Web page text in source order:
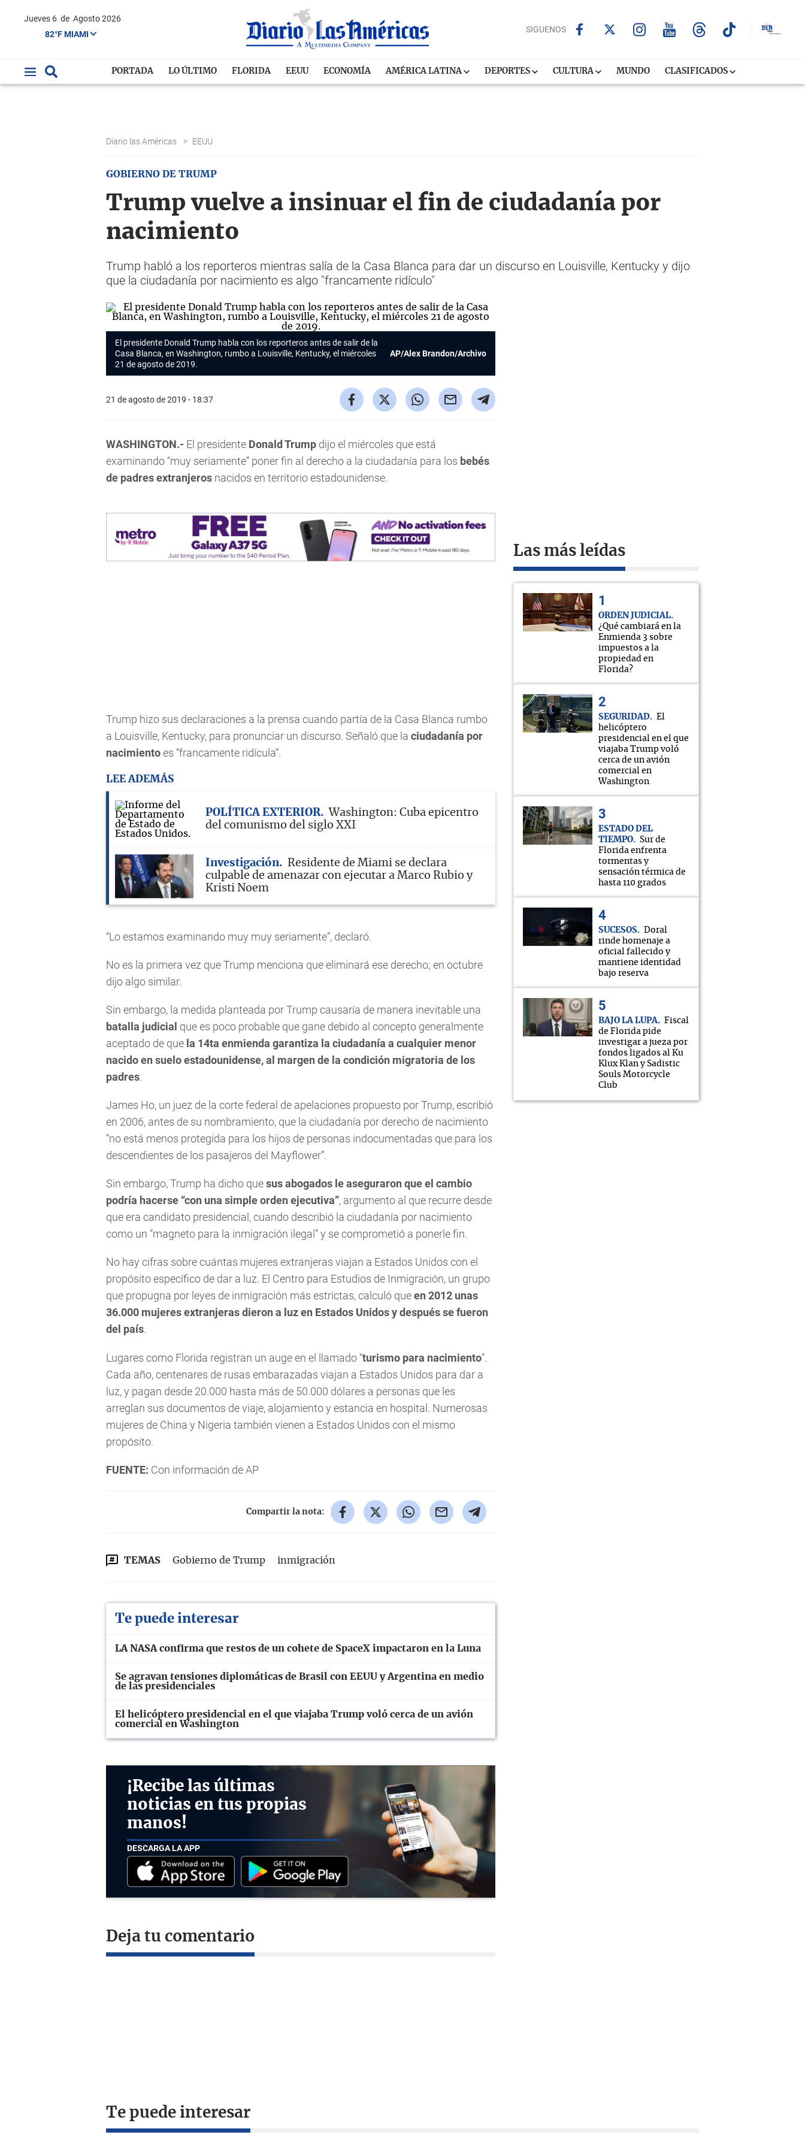
Jueves 6 de Agosto 2026
82°F MIAMI
SIGUENOS
PORTADA LO ÚLTIMO FLORIDA EEUU ECONOMÍA AMÉRICA LATINA DEPORTES CULTURA MUNDO CLASIFICADOS
Diario las Américas > EEUU
GOBIERNO DE TRUMP
Trump vuelve a insinuar el fin de ciudadanía por
nacimiento
Trump habló a los reporteros mientras salía de la Casa Blanca para dar un discurso en Louisville, Kentucky y dijo
que la ciudadanía por nacimiento es algo "francamente ridículo"
El presidente Donald Trump habla con los reporteros antes de salir de la
Casa Blanca, en Washington, rumbo a Louisville, Kentucky, el miércoles
21 de agosto de 2019.
AP/Alex Brandon/Archivo
21 de agosto de 2019 - 18:37
WASHINGTON.- El presidente Donald Trump dijo el miércoles que está
examinando “muy seriamente” poner fin al derecho a la ciudadanía para los bebés
de padres extranjeros nacidos en territorio estadounidense.
Trump hizo sus declaraciones a la prensa cuando partía de la Casa Blanca rumbo
a Louisville, Kentucky, para pronunciar un discurso. Señaló que la ciudadanía por
nacimientoes “francamente ridícula”.
LEE ADEMÁS
POLÍTICA EXTERIOR
Washington: Cuba epicentro
del comunismo del siglo XXI
Investigación
Residente de Miami se declara
culpable de amenazar con ejecutar a Marco Rubio y
Kristi Noem
“Lo estamos examinando muy muy seriamente”, declaró.
No es la primera vez que Trump menciona que eliminará ese derecho; en octubre
dijo algo similar.
Sin embargo, la medida planteada por Trump causaría de manera inevitable una
batalla judicial que es poco probable que gane debido al concepto generalmente
aceptado de que la 14ta enmienda garantiza la ciudadanía a cualquier menor
nacido en suelo estadounidense, al margen de la condición migratoria de los
padres.
James Ho, un juez de la corte federal de apelaciones propuesto por Trump, escribió
en 2006, antes de su nombramiento, que la ciudadanía por derecho de nacimiento
“no está menos protegida para los hijos de personas indocumentadas que para los
descendientes de los pasajeros del Mayflower”.
Sin embargo, Trump ha dicho quesus abogados le aseguraron que el cambio
podría hacerse “con una simple orden ejecutiva”, argumento al que recurre desde
que era candidato presidencial, cuando describió la ciudadanía por nacimiento
como un “magneto para la inmigración ilegal” y se comprometió a ponerle fin.
No hay cifras sobre cuántas mujeres extranjeras viajan a Estados Unidos con el
propósito específico de dar a luz. El Centro para Estudios de Inmigración, un grupo
que propugna por leyes de inmigración más estrictas, calculó queen 2012 unas
36.000 mujeres extranjeras dieron a luz en Estados Unidos y después se fueron
del país.
Lugares como Florida registran un auge en el llamado “turismo para nacimiento”.
Cada año, centenares de rusas embarazadas viajan a Estados Unidos para dar a
luz, y pagan desde 20.000 hasta más de 50.000 dólares a personas que les
arreglan sus documentos de viaje, alojamiento y estancia en hospital. Numerosas
mujeres de China y Nigeria también vienen a Estados Unidos con el mismo
propósito.
FUENTE: Con información de AP
Compartir la nota:
TEMAS Gobierno de Trump inmigración
Te puede interesar
LA NASA confirma que restos de un cohete de SpaceX impactaron en la Luna
Se agravan tensiones diplomáticas de Brasil con EEUU y Argentina en medio
de las presidenciales
El helicóptero presidencial en el que viajaba Trump voló cerca de un avión
comercial en Washington
¡Recibe las últimas
noticias en tus propias
manos!
DESCARGA LA APP
Deja tu comentario
Las más leídas
ORDEN JUDICIAL
¿Qué cambiará en la
Enmienda 3 sobre
impuestos a la
propiedad en
Florida?
SEGURIDAD
El
helicóptero
presidencial en el que
viajaba Trump voló
cerca de un avión
comercial en
Washington
ESTADO DEL
TIEMPO
Sur de
Florida enfrenta
tormentas y
sensación térmica de
hasta 110 grados
SUCESOS
Doral
rinde homenaje a
oficial fallecido y
mantiene identidad
bajo reserva
BAJO LA LUPA
Fiscal
de Florida pide
investigar a jueza por
fondos ligados al Ku
Klux Klan y Sadistic
Souls Motorcycle
Club
Te puede interesar